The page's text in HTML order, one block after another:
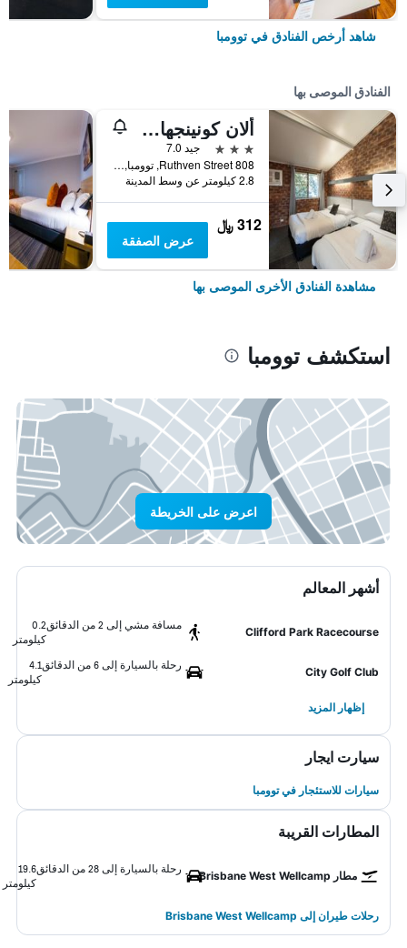
شاهد أرخص الفنادق في توومبا
الفنادق الموصى بها
ألان كونينجهام موتل
3 نجوم
جيد 7.0
808 Ruthven Street, توومبا, QLD, أستراليا
2.8 كيلومتر عن وسط المدينة
312 ﷼
عرض الصفقة
مشاهدة الفنادق الأخرى الموصى بها
استكشف توومبا
اعرض على الخريطة
أشهر المعالم
Clifford Park Racecourse
مسافة مشي إلى 2 من الدقائق
0.2
كيلومتر
City Golf Club
رحلة بالسيارة إلى 6 من الدقائق
4.1
كيلومتر
إظهار المزيد
سيارت ايجار
سيارات للاستئجار في توومبا
المطارات القريبة
مطار Brisbane West Wellcamp
رحلة بالسيارة إلى 28 من الدقائق
19.6
كيلومتر
رحلات طيران إلى Brisbane West Wellcamp